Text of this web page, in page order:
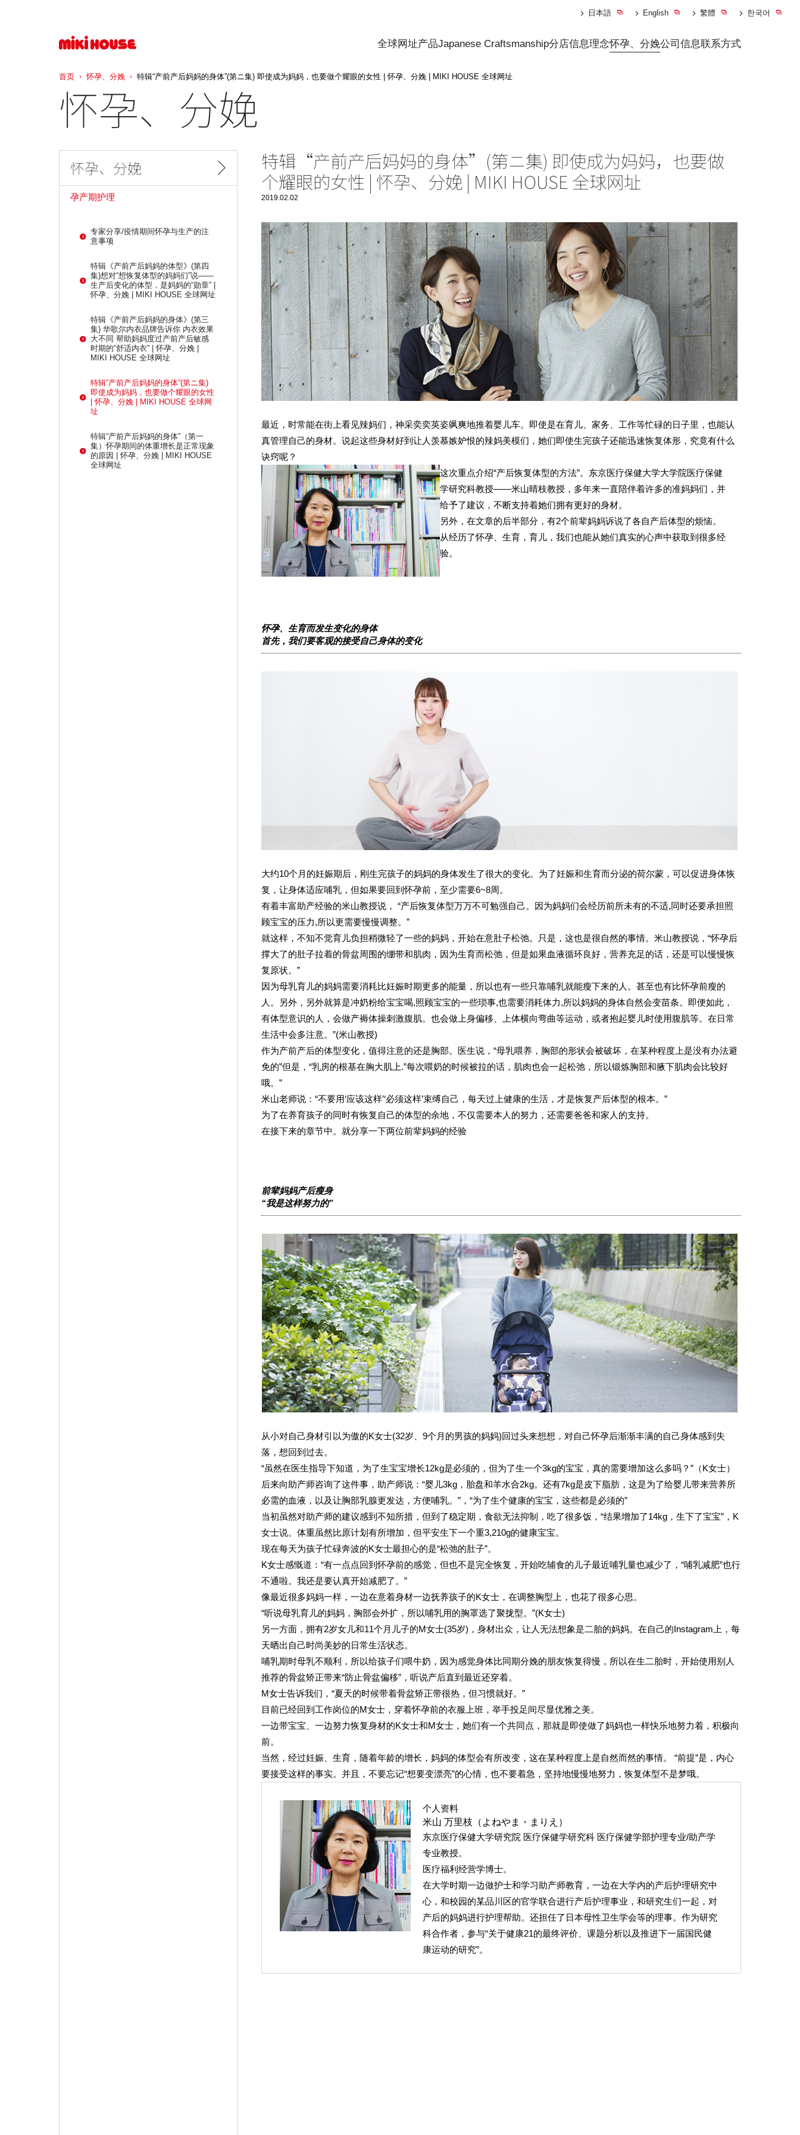
全球网址产品Japanese Craftsmanship分店信息理念怀孕、分娩公司信息联系方式
日本語 English 繁體 한국어
怀孕、分娩
特辑“产前产后妈妈的身体”(第ニ集) 即使成为妈妈，也要做
个耀眼的女性 | 怀孕、分娩 | MIKI HOUSE 全球网址
2019.02.02
最近，时常能在街上看见辣妈们，神采奕奕英姿飒爽地推着婴儿车。即使是在育儿、家务、工作等忙碌的日子里，也能认
真管理自己的身材。说起这些身材好到让人羡慕嫉妒恨的辣妈美模们，她们即使生完孩子还能迅速恢复体形，究竟有什么
诀窍呢？
这次重点介绍“产后恢复体型的方法”。东京医疗保健大学大学院医疗保健
学研究科教授——米山晴枝教授，多年来一直陪伴着许多的准妈妈们，并
给予了建议，不断支持着她们拥有更好的身材。
另外，在文章的后半部分，有2个前辈妈妈诉说了各自产后体型的烦恼。
从经历了怀孕、生育，育儿，我们也能从她们真实的心声中获取到很多经
验。
怀孕、生育而发生变化的身体
首先，我们要客观的接受自己身体的变化
大约10个月的妊娠期后，刚生完孩子的妈妈的身体发生了很大的变化。为了妊娠和生育而分泌的荷尔蒙，可以促进身体恢
复，让身体适应哺乳，但如果要回到怀孕前，至少需要6~8周。
有着丰富助产经验的米山教授说， “产后恢复体型万万不可勉强自己。因为妈妈们会经历前所未有的不适,同时还要承担照
顾宝宝的压力,所以更需要慢慢调整。”
就这样，不知不觉育儿负担稍微轻了一些的妈妈，开始在意肚子松弛。只是，这也是很自然的事情。米山教授说，“怀孕后
撑大了的肚子拉着的骨盆周围的绷带和肌肉，因为生育而松弛，但是如果血液循环良好，营养充足的话，还是可以慢慢恢
复原状。”
因为母乳育儿的妈妈需要消耗比妊娠时期更多的能量，所以也有一些只靠哺乳就能瘦下来的人。甚至也有比怀孕前瘦的
人。另外，另外就算是冲奶粉给宝宝喝,照顾宝宝的一些琐事,也需要消耗体力,所以妈妈的身体自然会变苗条。即便如此，
有体型意识的人，会做产褥体操刺激腹肌。也会做上身偏移、上体横向弯曲等运动，或者抱起婴儿时使用腹肌等。在日常
生活中会多注意。”(米山教授)
作为产前产后的体型变化，值得注意的还是胸部。医生说，“母乳喂养，胸部的形状会被破坏，在某种程度上是没有办法避
免的”但是，“乳房的根基在胸大肌上.”每次喂奶的时候被拉的话，肌肉也会一起松弛，所以锻炼胸部和腋下肌肉会比较好
哦。”
米山老师说：“不要用‘应该这样’‘必须这样’束缚自己，每天过上健康的生活，才是恢复产后体型的根本。”
为了在养育孩子的同时有恢复自己的体型的余地，不仅需要本人的努力，还需要爸爸和家人的支持。
在接下来的章节中。就分享一下两位前辈妈妈的经验
前辈妈妈产后瘦身
“我是这样努力的”
从小对自己身材引以为傲的K女士(32岁、9个月的男孩的妈妈)回过头来想想，对自己怀孕后渐渐丰满的自己身体感到失
落，想回到过去。
“虽然在医生指导下知道，为了生宝宝增长12kg是必须的，但为了生一个3kg的宝宝，真的需要增加这么多吗？”（K女士）
后来向助产师咨询了这件事，助产师说：“婴儿3kg，胎盘和羊水合2kg。还有7kg是皮下脂肪，这是为了给婴儿带来营养所
必需的血液，以及让胸部乳腺更发达，方便哺乳。”，“为了生个健康的宝宝，这些都是必须的”
当初虽然对助产师的建议感到不知所措，但到了稳定期，食欲无法抑制，吃了很多饭，“结果增加了14kg，生下了宝宝”，K
女士说。体重虽然比原计划有所增加，但平安生下一个重3,210g的健康宝宝。
现在每天为孩子忙碌奔波的K女士最担心的是“松弛的肚子”。
K女士感慨道：“有一点点回到怀孕前的感觉，但也不是完全恢复，开始吃辅食的儿子最近哺乳量也减少了，“哺乳减肥”也行
不通啦。我还是要认真开始减肥了。”
像最近很多妈妈一样，一边在意着身材一边抚养孩子的K女士，在调整胸型上，也花了很多心思。
“听说母乳育儿的妈妈，胸部会外扩，所以哺乳用的胸罩选了聚拢型。”(K女士)
另一方面，拥有2岁女儿和11个月儿子的M女士(35岁)，身材出众，让人无法想象是二胎的妈妈。在自己的Instagram上，每
天晒出自己时尚美妙的日常生活状态。
哺乳期时母乳不顺利，所以给孩子们喂牛奶，因为感觉身体比同期分娩的朋友恢复得慢，所以在生二胎时，开始使用别人
推荐的骨盆矫正带来“防止骨盆偏移”，听说产后直到最近还穿着。
M女士告诉我们，“夏天的时候带着骨盆矫正带很热，但习惯就好。”
目前已经回到工作岗位的M女士，穿着怀孕前的衣服上班，举手投足间尽显优雅之美。
一边带宝宝、一边努力恢复身材的K女士和M女士，她们有一个共同点，那就是即使做了妈妈也一样快乐地努力着，积极向
前。
当然，经过妊娠、生育，随着年龄的增长，妈妈的体型会有所改变，这在某种程度上是自然而然的事情。 “前提”是，内心
要接受这样的事实。并且，不要忘记“想要变漂亮”的心情，也不要着急，坚持地慢慢地努力，恢复体型不是梦哦。
个人资料
米山 万里枝（よねやま・まりえ）
东京医疗保健大学研究院 医疗保健学研究科 医疗保健学部护理专业/助产学
专业教授。
医疗福利经营学博士。
在大学时期一边做护士和学习助产师教育，一边在大学内的产后护理研究中
心，和校园的某品川区的官学联合进行产后护理事业，和研究生们一起，对
产后的妈妈进行护理帮助。还担任了日本母性卫生学会等的理事。作为研究
科合作者，参与“关于健康21的最终评价、课题分析以及推进下一届国民健
康运动的研究”。
怀孕、分娩
孕产期护理
专家分享/疫情期间怀孕与生产的注
意事项
特辑《产前产后妈妈的体型》(第四
集)想对“想恢复体型的妈妈们”说——
生产后变化的体型，是妈妈的“勋章” |
怀孕、分娩 | MIKI HOUSE 全球网址
特辑《产前产后妈妈的身体》(第三
集) 华歌尔内衣品牌告诉你 内衣效果
大不同 帮助妈妈度过产前产后敏感
时期的“舒适内衣” | 怀孕、分娩 |
MIKI HOUSE 全球网址
特辑“产前产后妈妈的身体”(第ニ集)
即使成为妈妈，也要做个耀眼的女性
| 怀孕、分娩 | MIKI HOUSE 全球网
址
特辑“产前产后妈妈的身体”（第一
集）怀孕期间的体重增长是正常现象
的原因 | 怀孕、分娩 | MIKI HOUSE
全球网址
首页 怀孕、分娩 特辑“产前产后妈妈的身体”(第ニ集) 即使成为妈妈，也要做个耀眼的女性 | 怀孕、分娩 | MIKI HOUSE 全球网址